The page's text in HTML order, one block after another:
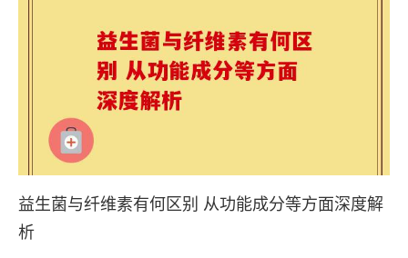
益生菌与纤维素有何区别 从功能成分等方面深度解
析